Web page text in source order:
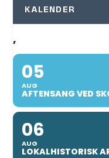
KALENDER
,
05
AUG
AFTENSANG VED
06
AUG
LOKALHISTORISK